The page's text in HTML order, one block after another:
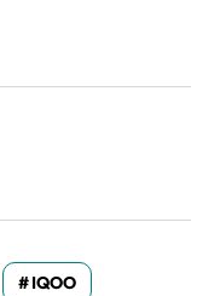
IQOO